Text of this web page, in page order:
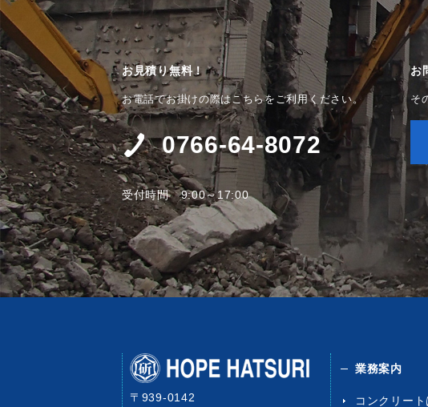
お見積り無料！
お電話でお掛けの際はこちらをご利用ください。
0766-64-8072
受付時間 9:00～17:00
お
そ
〒939-0142
業務案内
コンクリート